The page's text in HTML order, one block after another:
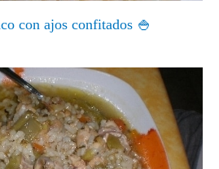
con ajos confitados 🍚